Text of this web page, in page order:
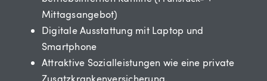
Mittagsangebot)
Digitale Ausstattung mit Laptop und
Smartphone
Attraktive Sozialleistungen wie eine private